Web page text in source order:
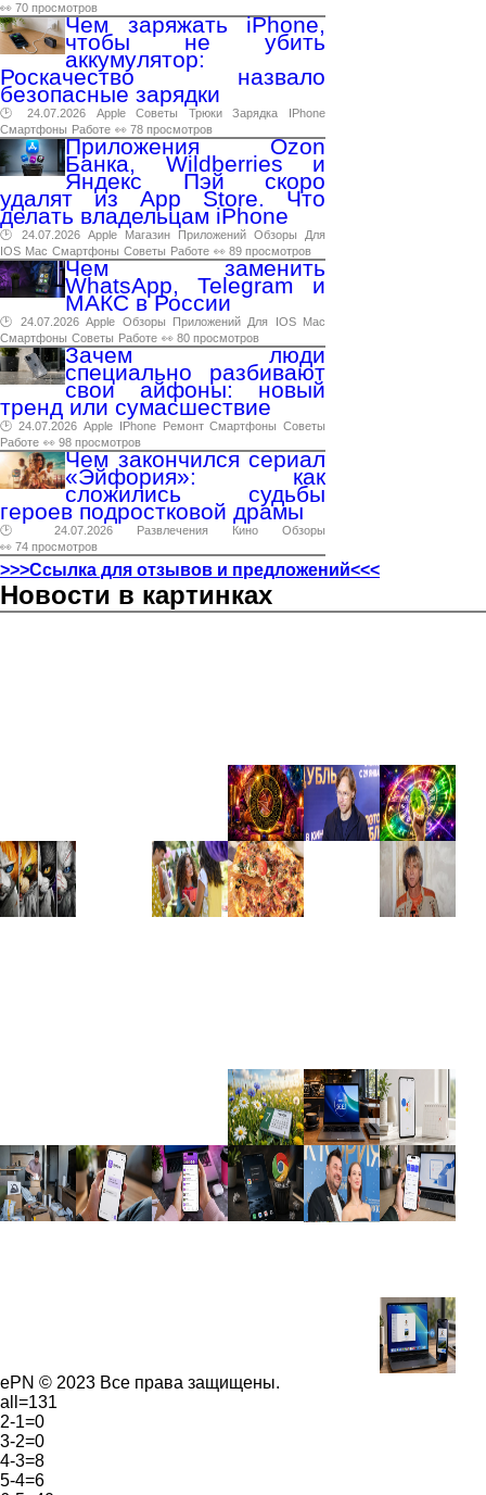
👀 70 просмотров
Чем заряжать iPhone,
чтобы не убить
аккумулятор:
Роскачество назвало
безопасные зарядки
🕑 24.07.2026 Apple Советы Трюки Зарядка
IPhone
Смартфоны Работе 👀 78 просмотров
Приложения Ozon
Банка, Wildberries и
Яндекс Пэй скоро
удалят из App Store. Что
делать владельцам iPhone
🕑 24.07.2026 Apple Магазин Приложений Обзоры
Для
IOS Mac Смартфоны Советы Работе 👀 89 просмотров
Чем заменить
WhatsApp, Telegram и
МАКС в России
🕑 24.07.2026 Apple Обзоры Приложений Для IOS
Mac
Смартфоны Советы Работе 👀 80 просмотров
Зачем люди
специально разбивают
свои айфоны: новый
тренд или сумасшествие
🕑 24.07.2026 Apple IPhone Ремонт Смартфоны Советы
Работе 👀 98 просмотров
Чем закончился сериал
«Эйфория»: как
сложились судьбы
героев подростковой драмы
🕑 24.07.2026 Развлечения Кино
Обзоры
👀 74 просмотров
>>>Ссылка для отзывов и предложений<<<
Новости в картинках
ePN © 2023 Все права защищены.
all=131
2-1=0
3-2=0
4-3=8
5-4=6